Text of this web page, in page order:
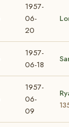
1957-
06-
20
1957-
06-18
1957-
06-
09